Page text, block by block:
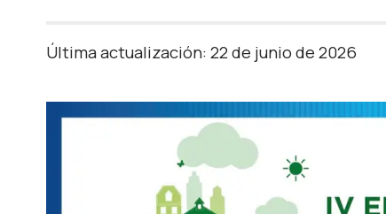
Última actualización: 22 de junio de 2026